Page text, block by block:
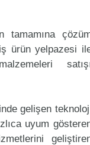
tamamına
ürün yelpazesi
gelişen
uyum